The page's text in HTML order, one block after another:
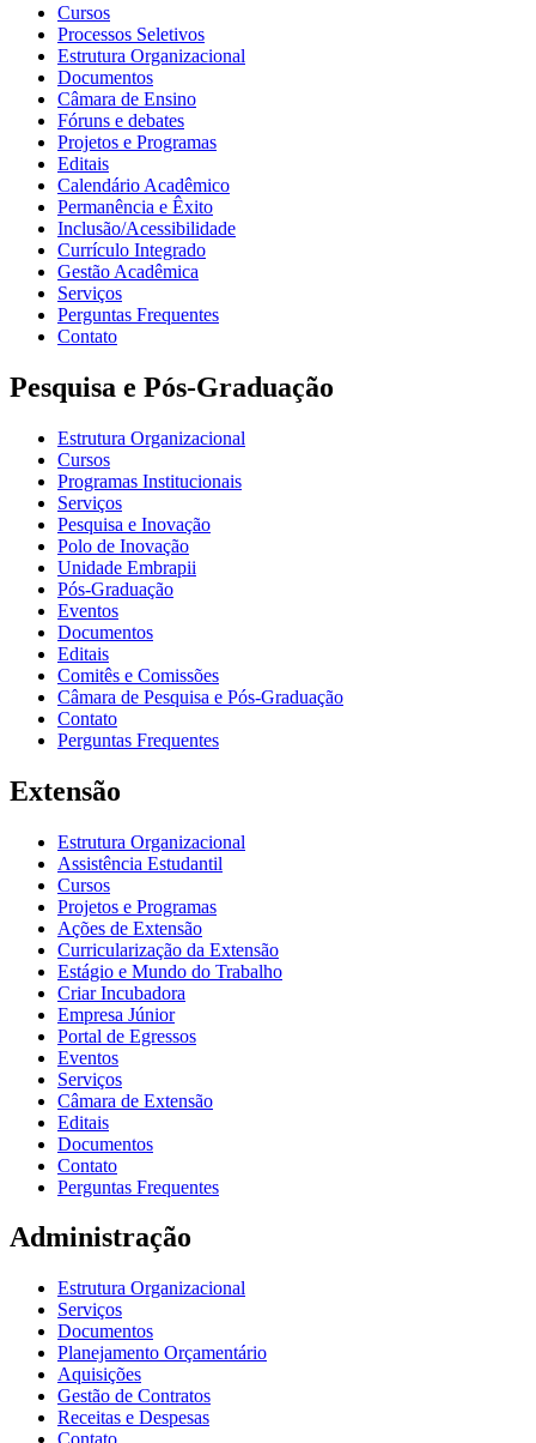
Cursos
Processos Seletivos
Estrutura Organizacional
Documentos
Câmara de Ensino
Fóruns e debates
Projetos e Programas
Editais
Calendário Acadêmico
Permanência e Êxito
Inclusão/Acessibilidade
Currículo Integrado
Gestão Acadêmica
Serviços
Perguntas Frequentes
Contato
Pesquisa e Pós-Graduação
Estrutura Organizacional
Cursos
Programas Institucionais
Serviços
Pesquisa e Inovação
Polo de Inovação
Unidade Embrapii
Pós-Graduação
Eventos
Documentos
Editais
Comitês e Comissões
Câmara de Pesquisa e Pós-Graduação
Contato
Perguntas Frequentes
Extensão
Estrutura Organizacional
Assistência Estudantil
Cursos
Projetos e Programas
Ações de Extensão
Curricularização da Extensão
Estágio e Mundo do Trabalho
Criar Incubadora
Empresa Júnior
Portal de Egressos
Eventos
Serviços
Câmara de Extensão
Editais
Documentos
Contato
Perguntas Frequentes
Administração
Estrutura Organizacional
Serviços
Documentos
Planejamento Orçamentário
Aquisições
Gestão de Contratos
Receitas e Despesas